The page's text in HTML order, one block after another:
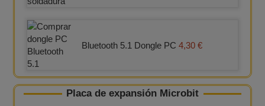
Bluetooth 5.1 Dongle PC 4,30 €
Placa de expansión Microbit​